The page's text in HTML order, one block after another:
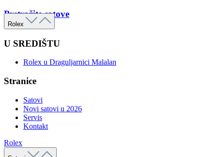
Pretražite satove
Rolex
U SREDIŠTU
Rolex u Draguljarnici Malalan
Stranice
Satovi
Novi satovi u 2026
Servis
Kontakt
Rolex